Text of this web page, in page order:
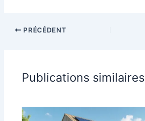
PRÉCÉDENT
Publications similaires